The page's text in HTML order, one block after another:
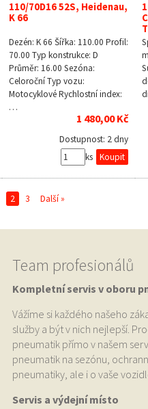
110/70D16 52S, Heidenau,
K 66
Dezén: K 66 Šířka: 110.00 Profil:
70.00 Typ konstrukce: D
Průměr: 16.00 Sezóna:
Celoroční Typ vozu:
Motocyklové Rychlostní index:
…
1 480,00 Kč
Dostupnost: 2 dny
ks
2 3 Další »
Team profesionálů
Kompletní servis v oboru
Vážíme si každého našeho
služby a být v nich nejlepší.
pneumatik přímo v našem
pneumatik na sezónu,
pneumatiky, ale i o vaše
Servis a výdejní místo